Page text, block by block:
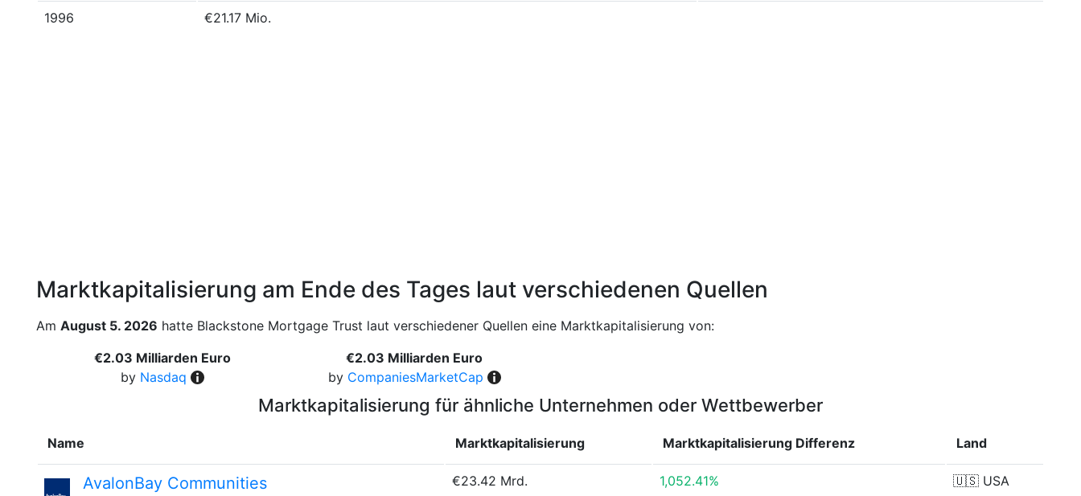
1996 €21.17 Mio.
Marktkapitalisierung am Ende des Tages laut verschiedenen Quellen
Am August 5. 2026 hatte Blackstone Mortgage Trust laut verschiedener Quellen eine Marktkapitalisierung von:
€2.03 Milliarden Euro
by Nasdaq
€2.03 Milliarden Euro
by CompaniesMarketCap
Marktkapitalisierung für ähnliche Unternehmen oder Wettbewerber
Name Marktkapitalisierung Marktkapitalisierung Differenz Land
AvalonBay Communities €23.42 Mrd. 1,052.41% 🇺🇸 USA